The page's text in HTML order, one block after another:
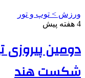
ورزش > توپ و تور
4 هفته پیش
دومین پیروزی
شکست هند